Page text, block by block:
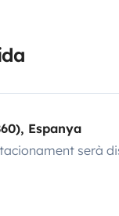
Espanya
serà